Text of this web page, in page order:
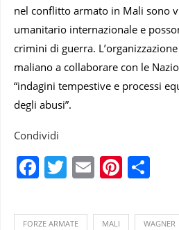
nel conflitto armato in Mali sono
umanitario internazionale e
crimini di guerra.
maliano a collaborare con le
“indagini tempestive e processi
degli abusi”.
Condividi
Facebook
Twitter
Email
FORZE ARMATE MALI WAGNER